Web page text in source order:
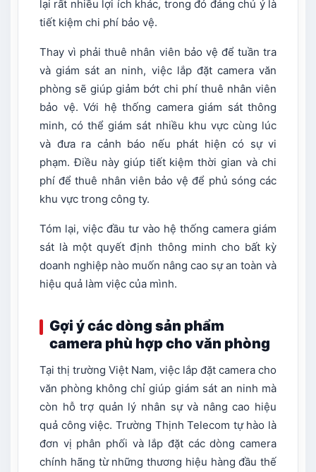
lại rất nhiều lợi ích khác, trong đó đáng chú ý là
tiết kiệm chi phí bảo vệ.
Thay vì phải thuê nhân viên bảo vệ để tuần tra
và giám sát an ninh, việc lắp đặt camera văn
phòng sẽ giúp giảm bớt chi phí thuê nhân viên
bảo vệ. Với hệ thống camera giám sát thông
minh, có thể giám sát nhiều khu vực cùng lúc
và đưa ra cảnh báo nếu phát hiện có sự vi
phạm. Điều này giúp tiết kiệm thời gian và chi
phí để thuê nhân viên bảo vệ để phủ sóng các
khu vực trong công ty.
Tóm lại, việc đầu tư vào hệ thống camera giám
sát là một quyết định thông minh cho bất kỳ
doanh nghiệp nào muốn nâng cao sự an toàn và
hiệu quả làm việc của mình.
Gợi ý các dòng sản phẩm
camera phù hợp cho văn phòng
Tại thị trường Việt Nam, việc lắp đặt camera cho
văn phòng không chỉ giúp giám sát an ninh mà
còn hỗ trợ quản lý nhân sự và nâng cao hiệu
quả công việc. Trường Thịnh Telecom tự hào là
đơn vị phân phối và lắp đặt các dòng camera
chính hãng từ những thương hiệu hàng đầu thế